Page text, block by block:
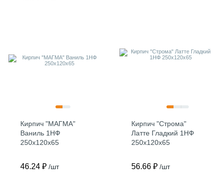
Кирпич "МАГМА"
Ваниль 1НФ
250х120х65
46.24 ₽ /шт
Кирпич "Строма"
Латте Гладкий 1НФ
250х120х65
56.66 ₽ /шт